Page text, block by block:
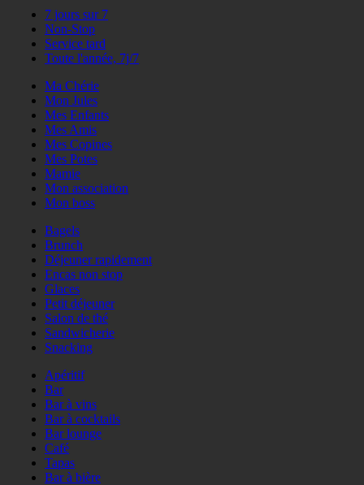
7 jours sur 7
Non-Stop
Service tard
Toute l'année, 7j/7
Ma Chérie
Mon Jules
Mes Enfants
Mes Amis
Mes Copines
Mes Potes
Mamie
Mon association
Mon boss
Bagels
Brunch
Déjeuner rapidement
Encas non stop
Glaces
Petit déjeuner
Salon de thé
Sandwicherie
Snacking
Apéritif
Bar
Bar à vins
Bar à cocktails
Bar lounge
Café
Tapas
Bar à bière